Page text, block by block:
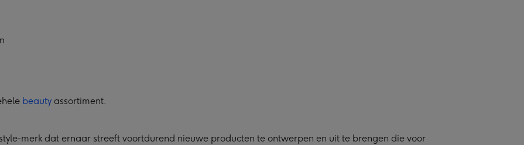
beauty assortiment.
merk dat ernaar streeft voortdurend nieuwe producten te ontwerpen en uit te brengen die voor